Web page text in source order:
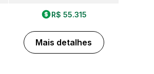
R$ 55.315
Mais detalhes